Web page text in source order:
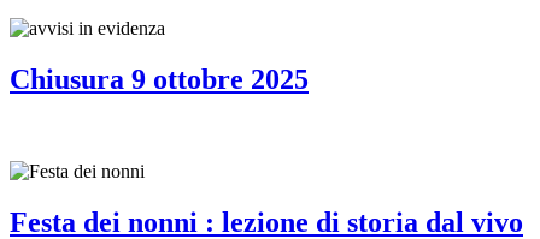
Chiusura 9 ottobre 2025
Festa dei nonni : lezione di storia dal vivo